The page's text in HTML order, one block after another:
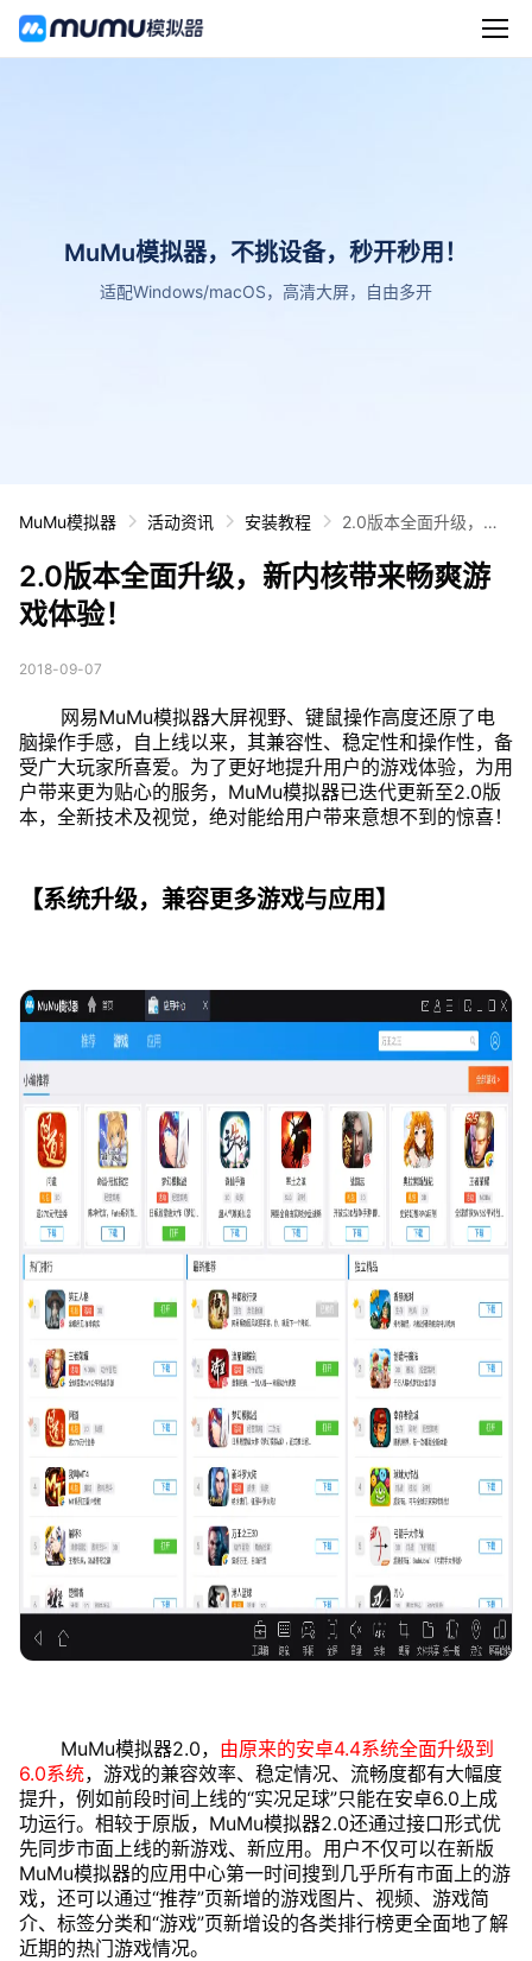
MuMu模拟器，不挑设备，秒开秒用！
适配Windows/macOS，高清大屏，自由多开
MuMu模拟器 活动资讯 安装教程
2.0版本全面升级，新
验！
2.0版本全面升级，新内核带来畅爽游
戏体验！
2018-09-07
网易MuMu模拟器大屏视野、键鼠操作高度还原了电
脑操作手感，自上线以来，其兼容性、稳定性和操作性，备
受广大玩家所喜爱。为了更好地提升用户的游戏体验，为用
户带来更为贴心的服务，MuMu模拟器已迭代更新至2.0版
本，全新技术及视觉，绝对能给用户带来意想不到的惊喜！
【系统升级，兼容更多游戏与应用】
MuMu模拟器2.0， 由原来的安卓4.4系统全面升级到
6.0系统，游戏的兼容效率、稳定情况、流畅度都有大幅度
提升，例如前段时间上线的“实况足球”只能在安卓6.0上成
功运行。相较于原版，MuMu模拟器2.0还通过接口形式优
先同步市面上线的新游戏、新应用。用户不仅可以在新版
MuMu模拟器的应用中心第一时间搜到几乎所有市面上的游
戏，还可以通过“推荐”页新增的游戏图片、视频、游戏简
介、标签分类和“游戏”页新增设的各类排行榜更全面地了解
近期的热门游戏情况。